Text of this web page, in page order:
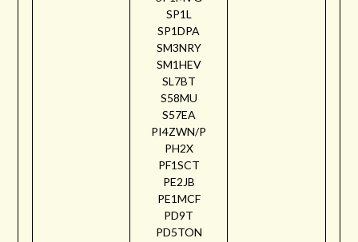
SP1L
SP1DPA
SM3NRY
SM1HEV
SL7BT
S58MU
S57EA
PI4ZWN/P
PH2X
PF1SCT
PE2JB
PE1MCF
PD9T
PD5TON